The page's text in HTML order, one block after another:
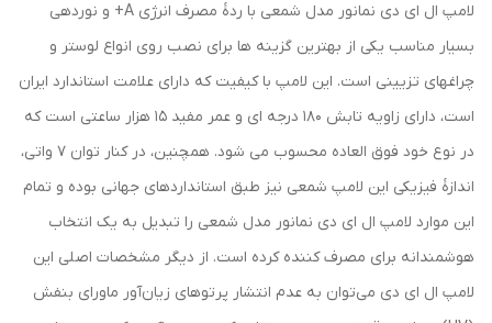
لامپ ال ای دی نمانور مدل شمعی با ردۀ مصرف انرژی A+ و نوردهی
بسیار مناسب یکی از بهترین گزینه ها برای نصب روی انواع لوستر و
چراغهای تزیینی است. این لامپ با کیفیت که دارای علامت استاندارد ایران
است، دارای زاویه تابش 180 درجه ای و عمر مفید 15 هزار ساعتی است که
در نوع خود فوق العاده محسوب می شود. همچنین، در کنار توان 7 واتی،
اندازۀ فیزیکی این لامپ شمعی نیز طبق استانداردهای جهانی بوده و تمام
این موارد لامپ ال ای دی نمانور مدل شمعی را تبدیل به یک انتخاب
هوشمندانه برای مصرف کننده کرده است. از دیگر مشخصات اصلی این
لامپ ال ای دی می‌توان به عدم انتشار پرتوهای زیان‌آور ماورای بنفش